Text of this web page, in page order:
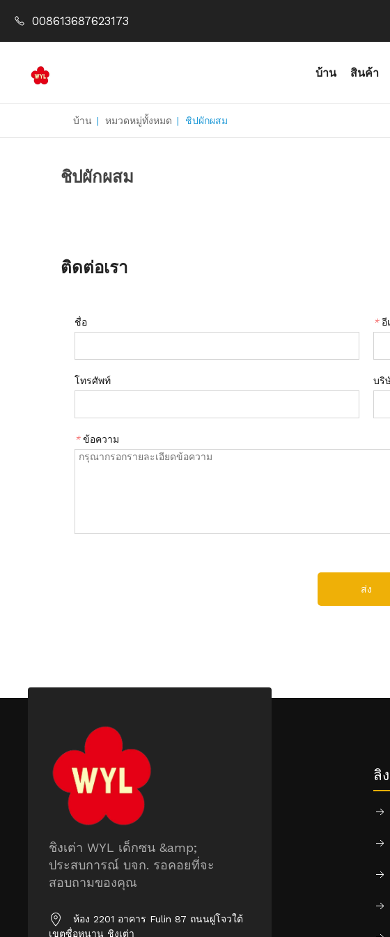
008613687623173
บ้าน สินค้า
บ้าน | หมวดหมู่ทั้งหมด | ชิปผักผสม
ชิปผักผสม
ติดต่อเรา
ชื่อ * อี
โทรศัพท์ บริ
* ข้อความ
ส่ง
ชิงเต่า WYL เด็กซน &amp;
ประสบการณ์ บจก. รอคอยที่จะ
สอบถามของคุณ
ห้อง 2201 อาคาร Fulin 87 ถนนฝูโจวใต้
เขตซื่อหนาน ชิงเต่า
ลิ